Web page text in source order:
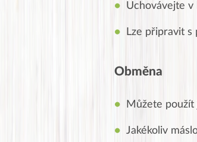
Uchovávejte v
Lze připravit s
Obměna
Můžete použít
Jakékoliv